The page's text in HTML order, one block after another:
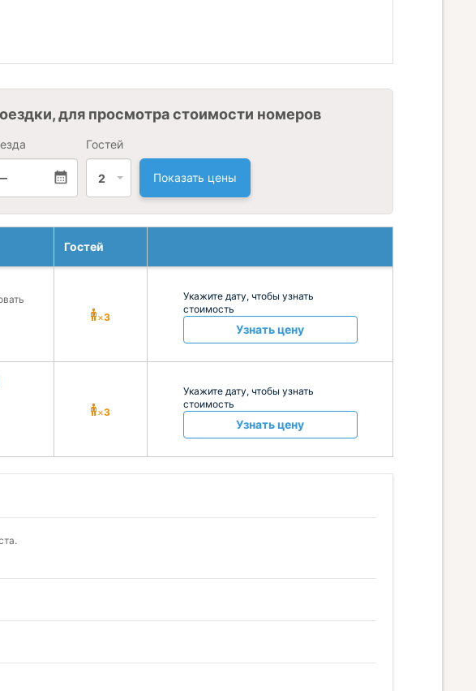
для просмотра стоимости номеров
Гостей
2 Показать цены
Гостей
×3
Укажите дату, чтобы узнать
стоимость
Узнать цену
×3
Укажите дату, чтобы узнать
стоимость
Узнать цену